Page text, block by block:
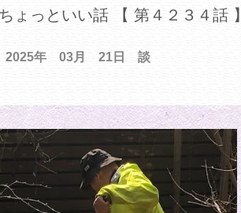
ょっといい話 【 第４２３４話 】
2025年 03月 21日 談